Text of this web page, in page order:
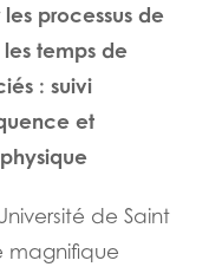
processus de
temps de
: suivi
et
de Saint
magnifique